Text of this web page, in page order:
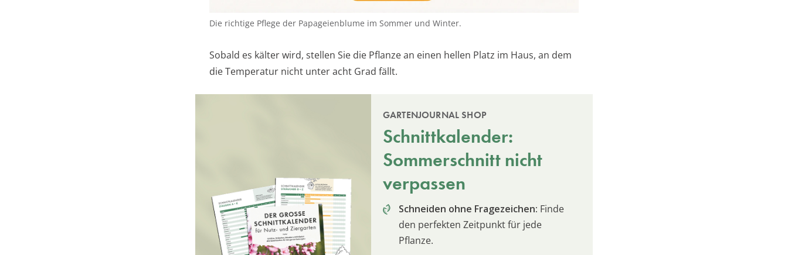
Die richtige Pflege der Papageienblume im Sommer und Winter.
Sobald es kälter wird, stellen Sie die Pflanze an einen hellen Platz im Haus, an dem
die Temperatur nicht unter acht Grad fällt.
GARTENJOURNAL SHOP
Schnittkalender:
Sommerschnitt nicht
verpassen
Schneiden ohne Fragezeichen: Finde
den perfekten Zeitpunkt für jede
Pflanze.